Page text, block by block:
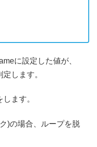
に設定した値が、
します。
ます。
)の場合、ループを脱